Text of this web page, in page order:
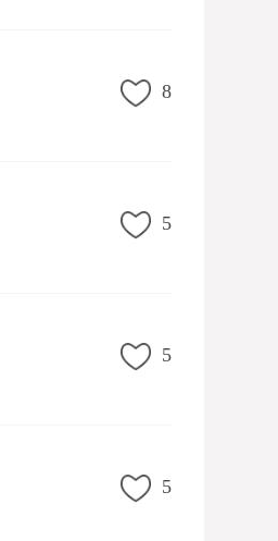
8
5
5
5